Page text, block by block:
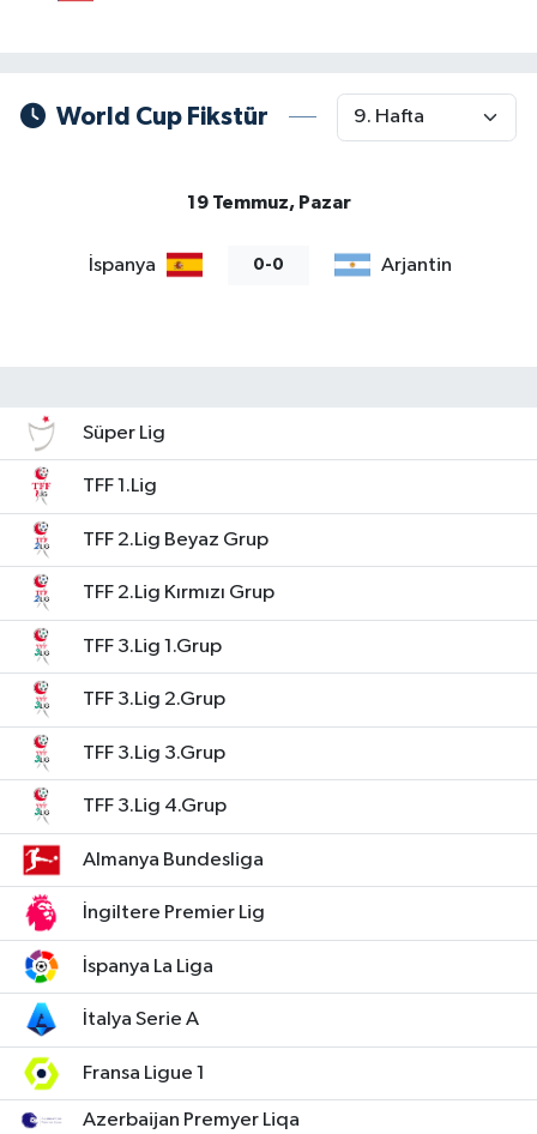
World Cup Fikstür
19 Temmuz, Pazar
İspanya 0-0 Arjantin
Süper Lig
TFF 1.Lig
TFF 2.Lig Beyaz Grup
TFF 2.Lig Kırmızı Grup
TFF 3.Lig 1.Grup
TFF 3.Lig 2.Grup
TFF 3.Lig 3.Grup
TFF 3.Lig 4.Grup
Almanya Bundesliga
İngiltere Premier Lig
İspanya La Liga
İtalya Serie A
Fransa Ligue 1
Azerbaijan Premyer Liqa